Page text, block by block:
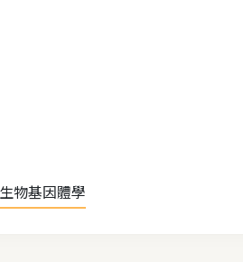
物基因體學